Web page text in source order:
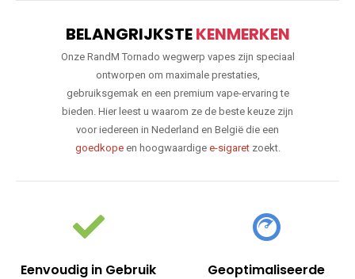
BELANGRIJKSTEKENMERKEN
Onze RandM Tornado wegwerp vapes zijn speciaal
ontworpen om maximale prestaties,
gebruiksgemak en een premium vape-ervaring te
bieden. Hier leest u waarom ze de beste keuze zijn
voor iedereen in Nederland en België die een
goedkopeen hoogwaardige e-sigaretzoekt.
Eenvoudig in Gebruik
Geoptimaliseerde